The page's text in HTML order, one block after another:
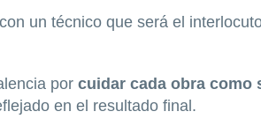
un técnico que será el
por cuidar cada obra como
en el resultado final.